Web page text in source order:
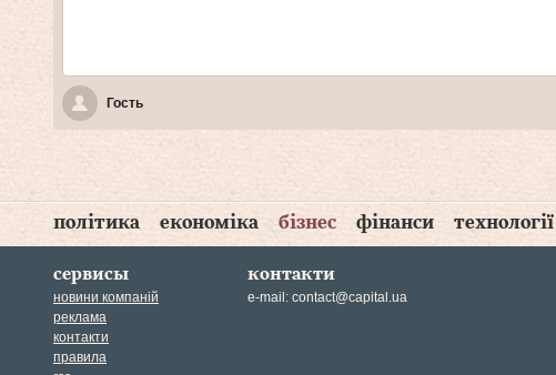
Гость
політика економіка бізнес фінанси технології
сервисы
новини компаній
реклама
контакти
правила
контакти
e-mail: contact@capital.ua